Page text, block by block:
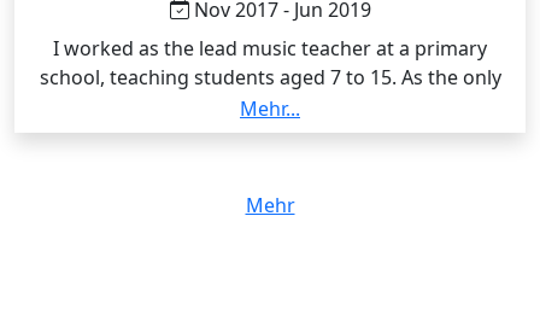
Nov 2017 - Jun 2019
I worked as the lead music teacher at a primary
school, teaching students aged 7 to 15. As the only
music teacher, I was responsible for the full music
curriculum, covering music theory, instrumental
software, recording, and the psychological and
expressive aspects of music. My role involved guiding
Mehr...
Mehr